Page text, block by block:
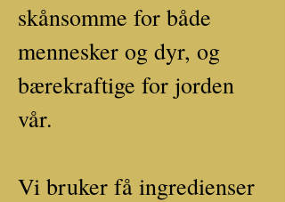
skånsomme for både
mennesker og dyr, og
bærekraftige for jorden
vår.
Vi bruker få ingredienser